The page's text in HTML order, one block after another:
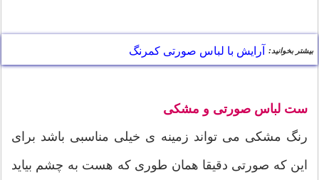
بیشتر بخوانید: آرایش با لباس صورتی کمرنگ
ست لباس صورتی و مشکی
رنگ مشکی می تواند زمینه ی خیلی مناسبی باشد برای
این که صورتی دقیقا همان طوری که هست به چشم بیاید